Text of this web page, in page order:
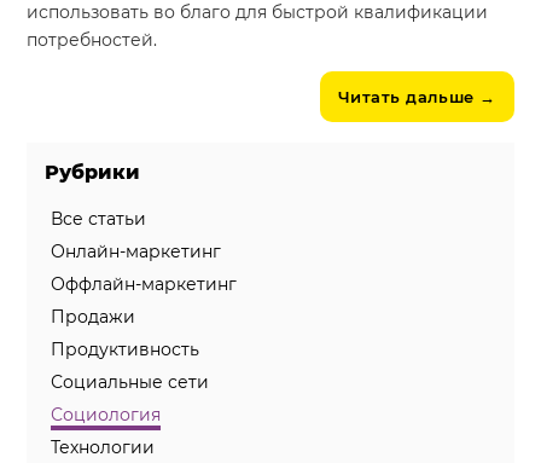
использовать во благо для быстрой квалификации
потребностей.
Читать дальше →
Рубрики
Все статьи
Онлайн-маркетинг
Оффлайн-маркетинг
Продажи
Продуктивность
Социальные сети
Социология
Технологии